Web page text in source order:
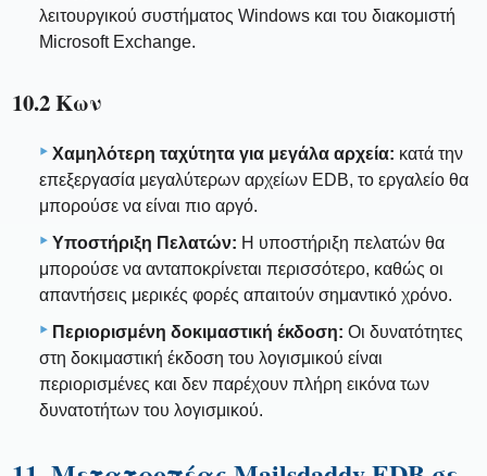
λειτουργικού συστήματος Windows και του διακομιστή
Microsoft Exchange.
10.2 Κων
Χαμηλότερη ταχύτητα για μεγάλα αρχεία: κατά την
επεξεργασία μεγαλύτερων αρχείων EDB, το εργαλείο θα
μπορούσε να είναι πιο αργό.
Υποστήριξη Πελατών: Η υποστήριξη πελατών θα
μπορούσε να ανταποκρίνεται περισσότερο, καθώς οι
απαντήσεις μερικές φορές απαιτούν σημαντικό χρόνο.
Περιορισμένη δοκιμαστική έκδοση: Οι δυνατότητες
στη δοκιμαστική έκδοση του λογισμικού είναι
περιορισμένες και δεν παρέχουν πλήρη εικόνα των
δυνατοτήτων του λογισμικού.